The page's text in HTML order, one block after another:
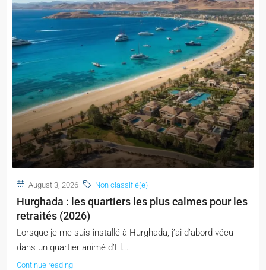
August 3, 2026 Non classifié(e)
Hurghada : les quartiers les plus calmes pour les
retraités (2026)
Lorsque je me suis installé à Hurghada, j’ai d’abord vécu
dans un quartier animé d’El...
Continue reading